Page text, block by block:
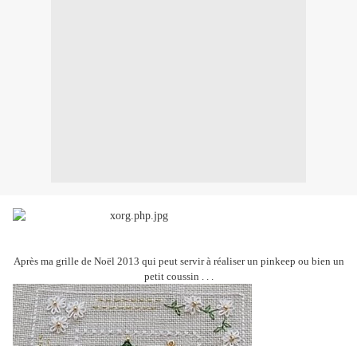
Après ma grille de Noël 2013 qui peut servir à réaliser un pinkeep ou bien un
petit coussin . . .